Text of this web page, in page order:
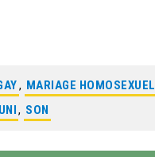
, MARIAGE HOMOSEXUEL
, SON